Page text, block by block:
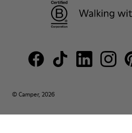
© Camper, 2026